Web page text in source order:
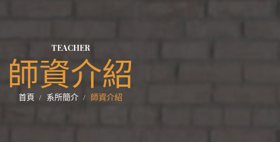
TEACHER
師資介紹
首頁 系所簡介 師資介紹